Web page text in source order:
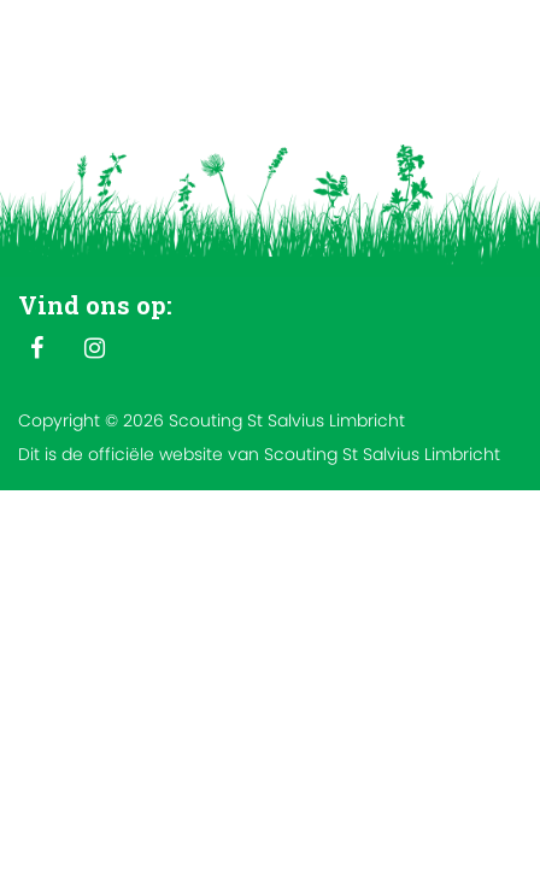
Vind ons op:
Copyright © 2026 Scouting St Salvius Limbricht
Dit is de officiële website van Scouting St Salvius Limbricht